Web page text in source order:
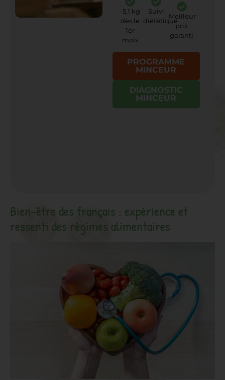
-5,1 kg
dès le
1er
mois
Suivi
diététique
Meilleur
prix
garanti
PROGRAMME
MINCEUR
DIAGNOSTIC
MINCEUR
Bien-être des français : expérience et
ressenti des régimes alimentaires